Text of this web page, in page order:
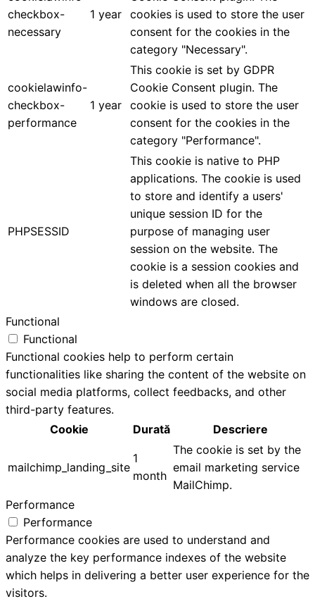
checkbox-
necessary
1 year cookies is used to store the user
consent for the cookies in the
category "Necessary".
cookielawinfo-
checkbox-
performance
1 year
This cookie is set by GDPR
Cookie Consent plugin. The
cookie is used to store the user
consent for the cookies in the
category "Performance".
PHPSESSID
This cookie is native to PHP
applications. The cookie is used
to store and identify a users'
unique session ID for the
purpose of managing user
session on the website. The
cookie is a session cookies and
is deleted when all the browser
windows are closed.
Functional
Functional
Functional cookies help to perform certain
functionalities like sharing the content of the website on
social media platforms, collect feedbacks, and other
third-party features.
Cookie
Durată Descriere
mailchimp_landing_site
1
month
The cookie is set by the
email marketing service
MailChimp.
Performance
Performance
Performance cookies are used to understand and
analyze the key performance indexes of the website
which helps in delivering a better user experience for the
visitors.